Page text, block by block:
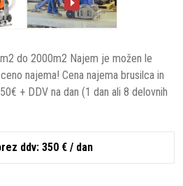
do 2000m2 Najem je možen le
najema! Cena najema brusilca in
+ DDV na dan (1 dan ali 8 delovnih
ddv: 350 € / dan